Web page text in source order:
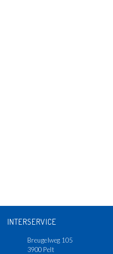
INTERSERVICE
Breugelweg 105
3900 Pelt